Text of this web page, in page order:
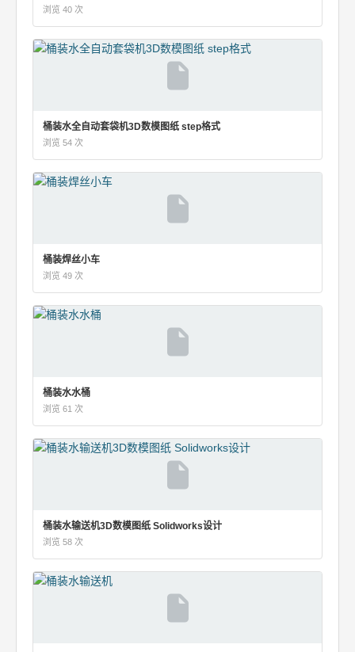
浏览 40 次
桶装水全自动套袋机3D数模图纸 step格式
浏览 54 次
桶装焊丝小车
浏览 49 次
桶装水水桶
浏览 61 次
桶装水输送机3D数模图纸 Solidworks设计
浏览 58 次